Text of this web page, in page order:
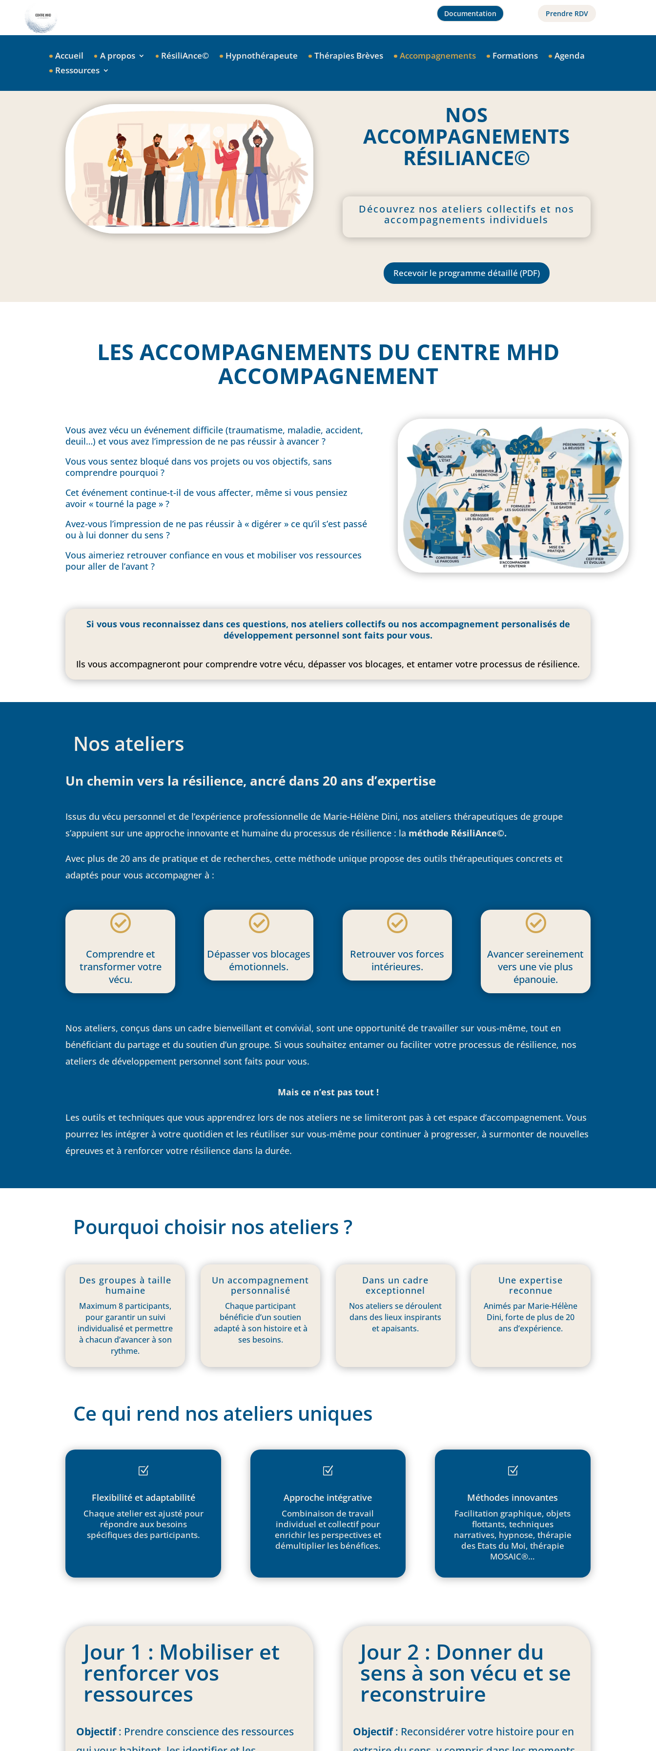
Documentation Prendre RDV
Accueil A propos RésiliAnce© Hypnothérapeute Thérapies Brèves Accompagnements Formations
Agenda
Ressources
NOS
ACCOMPAGNEMENTS
RÉSILIANCE©
Découvrez nos ateliers collectifs et nos
accompagnements individuels
Recevoir le programme détaillé (PDF)
LES ACCOMPAGNEMENTS DU CENTRE MHD
ACCOMPAGNEMENT
Vous avez vécu un événement difficile (traumatisme, maladie, accident,
deuil…) et vous avez l’impression de ne pas réussir à avancer ?
Vous vous sentez bloqué dans vos projets ou vos objectifs, sans
comprendre pourquoi ?
Cet événement continue-t-il de vous affecter, même si vous pensiez
avoir « tourné la page » ?
Avez-vous l’impression de ne pas réussir à « digérer » ce qu’il s’est passé
ou à lui donner du sens ?
Vous aimeriez retrouver confiance en vous et mobiliser vos ressources
pour aller de l’avant ?
Si vous vous reconnaissez dans ces questions, nos ateliers collectifs ou nos accompagnement personalisés de
développement personnel sont faits pour vous.
Ils vous accompagneront pour comprendre votre vécu, dépasser vos blocages, et entamer votre processus de résilience.
Nos ateliers
Un chemin vers la résilience, ancré dans 20 ans d’expertise
Issus du vécu personnel et de l’expérience professionnelle de Marie-Hélène Dini, nos ateliers thérapeutiques de groupe
s’appuient sur une approche innovante et humaine du processus de résilience : la méthode RésiliAnce©.
Avec plus de 20 ans de pratique et de recherches, cette méthode unique propose des outils thérapeutiques concrets et
adaptés pour vous accompagner à :

Comprendre et
transformer votre
vécu.

Dépasser vos blocages
émotionnels.

Retrouver vos forces
intérieures.

Avancer sereinement
vers une vie plus
épanouie.
Nos ateliers, conçus dans un cadre bienveillant et convivial, sont une opportunité de travailler sur vous-même, tout en
bénéficiant du partage et du soutien d’un groupe. Si vous souhaitez entamer ou faciliter votre processus de résilience, nos
ateliers de développement personnel sont faits pour vous.
Mais ce n’est pas tout !
Les outils et techniques que vous apprendrez lors de nos ateliers ne se limiteront pas à cet espace d’accompagnement. Vous
pourrez les intégrer à votre quotidien et les réutiliser sur vous-même pour continuer à progresser, à surmonter de nouvelles
épreuves et à renforcer votre résilience dans la durée.
Pourquoi choisir nos ateliers ?
Des groupes à taille
humaine
Maximum 8 participants,
pour garantir un suivi
individualisé et permettre
à chacun d’avancer à son
rythme.
Un accompagnement
personnalisé
Chaque participant
bénéficie d’un soutien
adapté à son histoire et à
ses besoins.
Dans un cadre
exceptionnel
Nos ateliers se déroulent
dans des lieux inspirants
et apaisants.
Une expertise
reconnue
Animés par Marie-Hélène
Dini, forte de plus de 20
ans d’expérience.
Ce qui rend nos ateliers uniques
Z
Flexibilité et adaptabilité
Chaque atelier est ajusté pour
répondre aux besoins
spécifiques des participants.
Z
Approche intégrative
Combinaison de travail
individuel et collectif pour
enrichir les perspectives et
démultiplier les bénéfices.
Z
Méthodes innovantes
Facilitation graphique, objets
flottants, techniques
narratives, hypnose, thérapie
des Etats du Moi, thérapie
MOSAIC®…
Jour 1 : Mobiliser et
renforcer vos
ressources
Objectif: Prendre conscience des ressources
Jour 2 : Donner du
sens à son vécu et se
reconstruire
Objectif: Reconsidérer votre histoire pour en